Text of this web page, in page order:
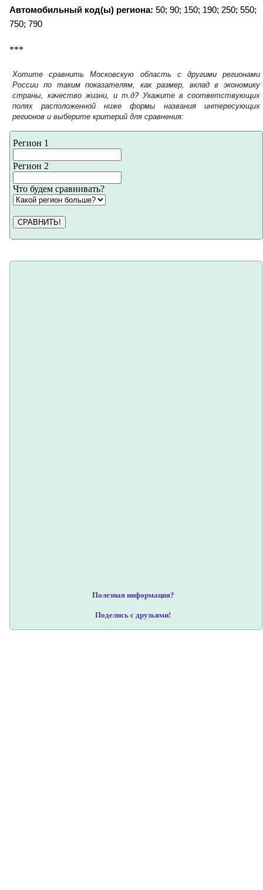
Автомобильный код(ы) региона: 50; 90; 150; 190; 250; 550;
750; 790
***
Хотите сравнить Московскую область с другими регионами
России по таким показателям, как размер, вклад в экономику
страны, качество жизни, и т.д? Укажите в соответствующих
полях расположенной ниже формы названия интересующих
регионов и выберите критерий для сравнения:
Регион 1
Регион 2
Что будем сравнивать?
СРАВНИТЬ!
Полезная информация?
Поделись с друзьями!